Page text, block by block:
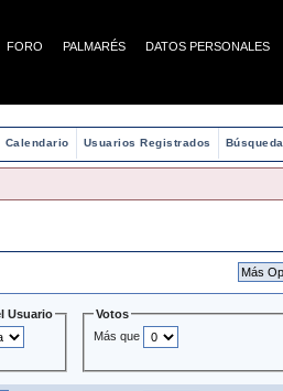
FORO PALMARÉS DATOS PERSONALES
Búsqueda
Usuarios Registrados
Calendario
Usuario
Votos
Más que